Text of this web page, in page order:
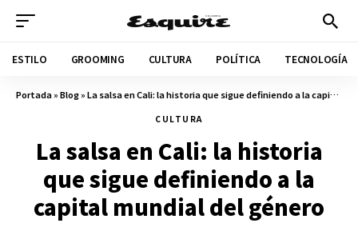
ESTILO GROOMING CULTURA POLÍTICA TECNOLOGÍA
Portada»Blog»La salsa en Cali: la historia que sigue definiendo a la capital mundial del género
CULTURA
La salsa en Cali: la historia
que sigue definiendo a la
capital mundial del género